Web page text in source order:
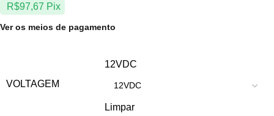
R$97,67 Pix
Ver os meios de pagamento
VOLTAGEM
12VDC
Limpar